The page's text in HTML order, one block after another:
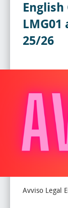
English
LMG01
25/26
Avviso Legal